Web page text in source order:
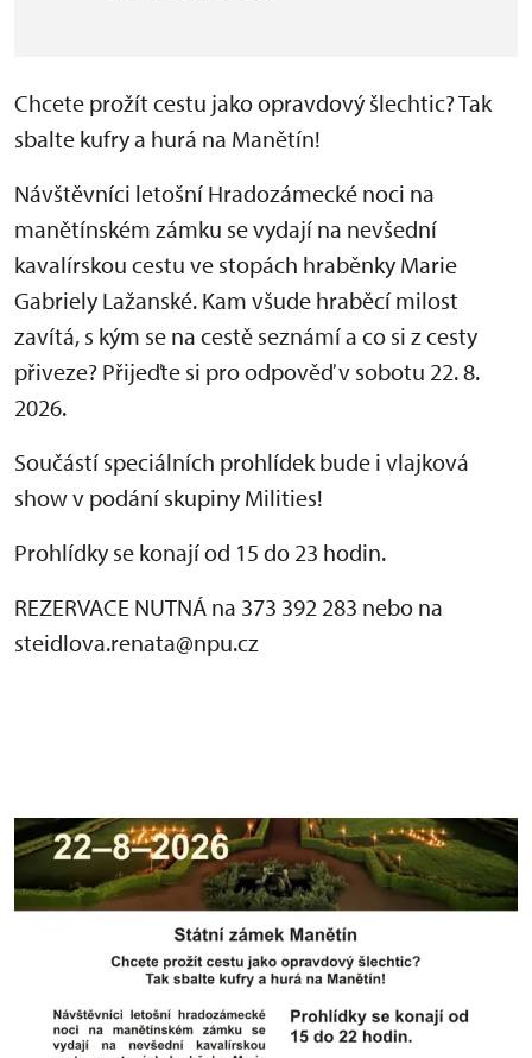
Chcete prožít cestu jako opravdový šlechtic? Tak
sbalte kufry a hurá na Manětín!
Návštěvníci letošní Hradozámecké noci na
manětínském zámku se vydají na nevšední
kavalírskou cestu ve stopách hraběnky Marie
Gabriely Lažanské. Kam všude hraběcí milost
zavítá, s kým se na cestě seznámí a co si z cesty
přiveze? Přijeďte si pro odpověď v sobotu 22. 8.
2026.
Součástí speciálních prohlídek bude i vlajková
show v podání skupiny Milities!
Prohlídky se konají od 15 do 23 hodin.
REZERVACE NUTNÁ na 373 392 283 nebo na
steidlova.renata@npu.cz